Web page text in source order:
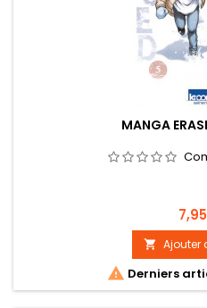
MANGA
Prix
 Ajouter
 Derniers